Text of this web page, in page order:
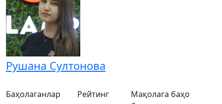
Рушана Султонова
Баҳолаганлар
Рейтинг
Мақолага баҳо